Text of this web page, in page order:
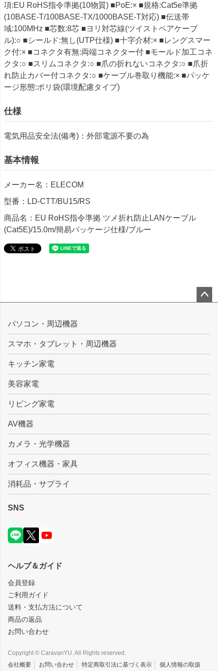
項:EU RoHS指令準拠(10物質) ■PoE:× ■規格:Cat5e準拠
(10BASE-T/100BASE-TX/1000BASE-T対応) ■伝送帯
域:100MHz ■芯数:8芯 ■ヨリ対芯線(ツイストペアケーブ
ル):○ ■シールド:無し(UTP仕様) ■十字介材:× ■レングスマー
ク付:× ■コネクタ有無:両端コネクター付 ■モールド加工コネ
クタ:○ ■スリムコネクタ:○ ■爪の折れないコネクタ:○ ■爪折
れ防止カバー付コネクタ:○ ■ケーブル巻取り機能:× ■パッケ
ージ形態:ポリ袋(環境配慮タイプ)
仕様
電気用品安全法(備考)：外部電源不要の為
基本情報
メーカー名：ELECOM
型番：LD-CTT/BU15/RS
商品名：EU RoHS指令準拠 ツメ折れ防止LANケーブル
(Cat5E)/15.0m/簡易パッケージ仕様/ブルー
ップ
パソコン・周辺機器
スマホ・タブレット・周辺機器
キッチン家電
美容家電
リビング家電
AV機器
カメラ・光学機器
オフィス機器・家具
消耗品・サプライ
SNS
ヘルプ＆ガイド
会員登録
ご利用ガイド
送料・支払方法について
商品の返品
お問い合わせ
Copyright © CaravanYU. All Rights reserved.
会社概要
お問い合わせ 特定商取引法に基づく表示 個人情報の取扱